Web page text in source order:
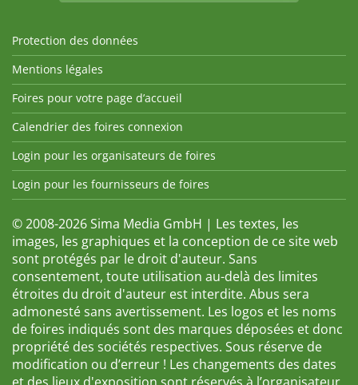
Protection des données
Mentions légales
Foires pour votre page d’accueil
Calendrier des foires connexion
Login pour les organisateurs de foires
Login pour les fournisseurs de foires
© 2008-2026 Sima Media GmbH | Les textes, les
images, les graphiques et la conception de ce site web
sont protégés par le droit d'auteur. Sans
consentement, toute utilisation au-delà des limites
étroites du droit d'auteur est interdite. Abus sera
admonesté sans avertissement. Les logos et les noms
de foires indiqués sont des marques déposées et donc
propriété des sociétés respectives. Sous réserve de
modification ou d’erreur ! Les changements des dates